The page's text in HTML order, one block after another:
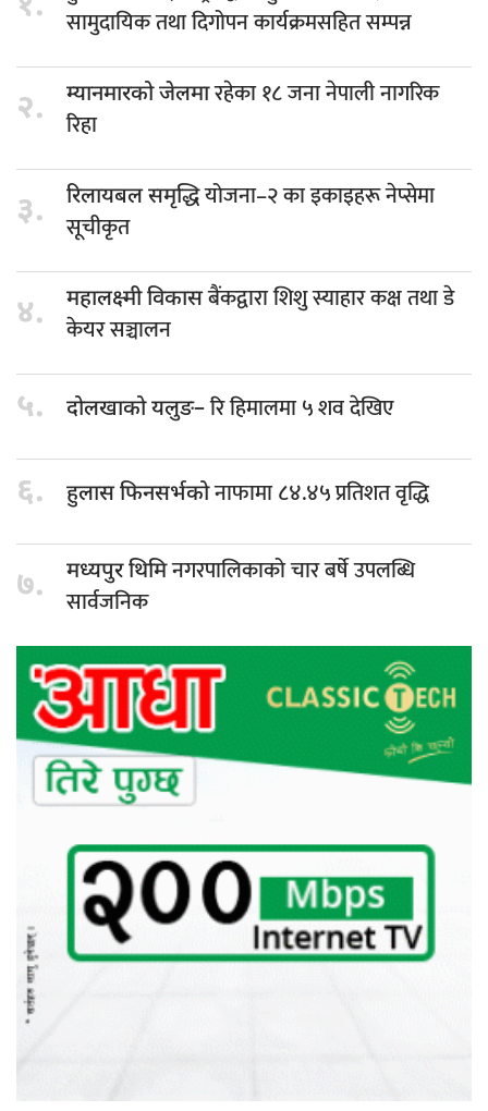
सामुदायिक तथा दिगोपन कार्यक्रमसहित सम्पन्न
२. म्यानमारको जेलमारहेका १८ जना नेपाली नागरिक
रिहा
३. रिलायबल समृद्धियोजना–२ का इकाइहरू नेप्सेमा
सूचीकृत
४. महालक्ष्मी विकासबैंकद्वारा शिशु स्याहार कक्ष तथा डे
केयर सञ्चालन
५. दोलखाको यलुङ–रि हिमालमा ५ शव देखिए
६. हुलास फिनसर्भकोनाफामा ८४.४५ प्रतिशत वृद्धि
७. मध्यपुर थिमिनगरपालिकाको चार बर्षे उपलब्धि
सार्वजनिक